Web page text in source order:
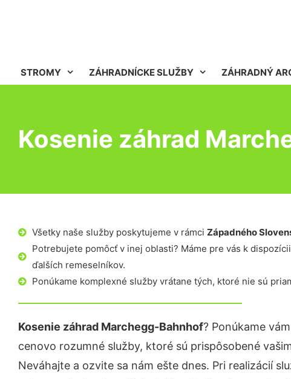
STROMY ZÁHRADNÍCKE SLUŽBY ZÁHRADNÝ
Kosenie záhrad
Všetky naše služby poskytujeme v rámci Západného
Potrebujete pomôcť v inej oblasti? Máme pre vás k
ďalších remeselníkov.
Ponúkame komplexné služby vrátane tých, ktoré nie sú
Kosenie záhrad Marchegg-Bahnhof? Ponúkame
cenovo rozumné služby, ktoré sú prispôsobené
Neváhajte a ozvite sa nám ešte dnes. Pri realizácií